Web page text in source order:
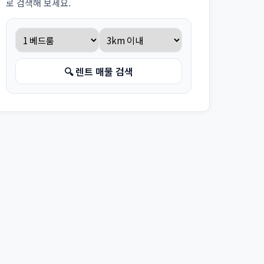
🔍 렌트 매물 검색